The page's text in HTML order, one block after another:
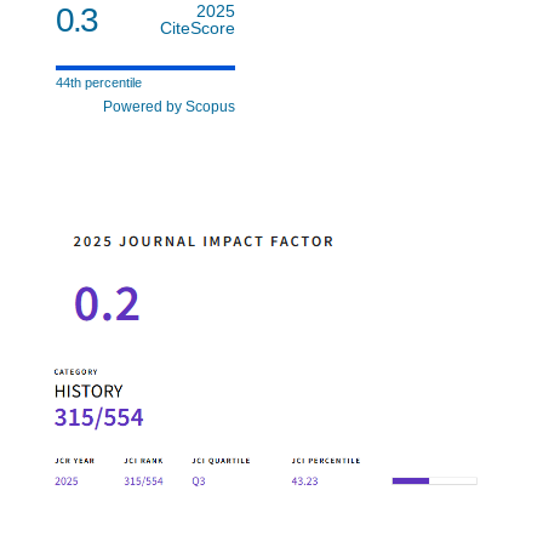
0.3
2025
CiteScore
44th percentile
Powered by Scopus